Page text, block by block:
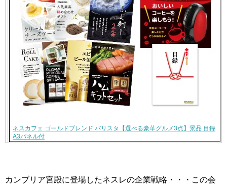
ネスカフェ ゴールドブレンド バリスタ【選べる豪華グルメ3点】景品 目録
A3パネル付
カンブリア宮殿に登場したネスレの企業戦略・・・この会